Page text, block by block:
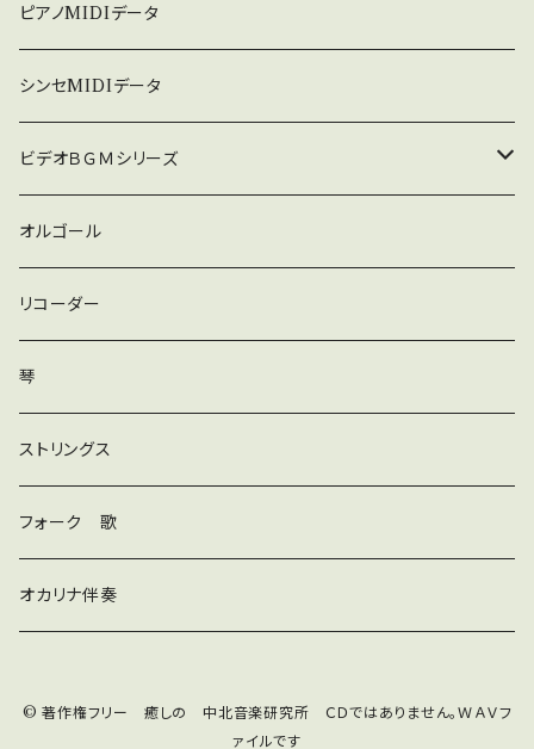
３６０曲シリーズ
悲しい
暗い
普通
ピアノMIDIデータ
シンセMIDIデータ
ビデオＢＧＭシリーズ
ロック
ラテン
ダンス
和風
京都
ストリングス
子ども
オルゴール
リコーダー
琴
ストリングス
フォーク 歌
オカリナ伴奏
© 著作権フリー 癒しの 中北音楽研究所 ＣＤではありません。ＷＡＶフ
ァイルです